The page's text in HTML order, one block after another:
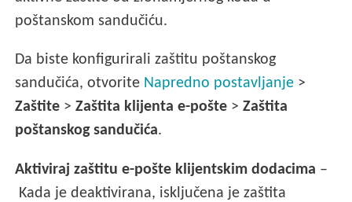
poštanskom sandučiću.
Da biste konfigurirali zaštitu poštanskog
sandučića, otvorite Napredno postavljanje >
Zaštite >Zaštita klijenta e-pošte >Zaštita
poštanskog sandučića.
Aktiviraj zaštitu e-pošte klijentskim dodacima –
Kada je deaktivirana, isključena je zaštita